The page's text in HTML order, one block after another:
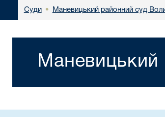
Суди • Маневицький районний суд
Маневицький